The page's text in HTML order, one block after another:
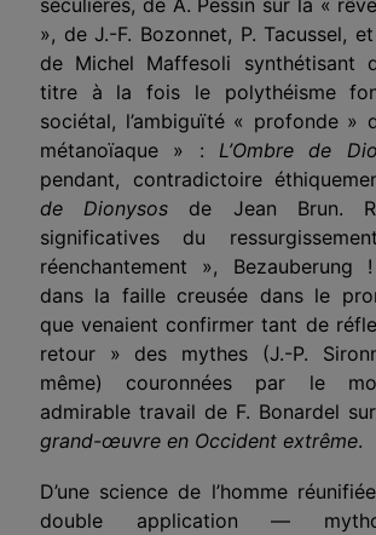
», de J.-F. Bozonnet, P. Tacussel,
de Michel Maffesoli synthétisant
titre à la fois le polythéisme
sociétal, l’ambiguïté « profonde »
métanoïaque » : L’Ombre de
pendant, contradictoire
de Dionysos de Jean Brun.
significatives du
réenchantement », Bezauberung
dans la faille creusée dans le
que venaient confirmer tant de
retour » des mythes (J.-P.
même) couronnées par le
admirable travail de F. Bonardel sur
grand-œuvre en Occident extrême.
D’une science de l’homme
double application —